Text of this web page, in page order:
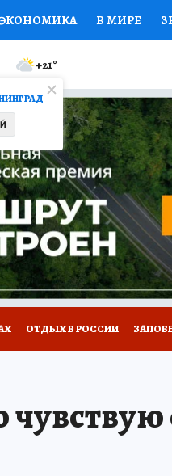
В МИРЕ
НАЦИОНАЛЬНЫЕ
Я ЗНАЮ СЕМЬЯ
СПЕЦПРОЕКТЫ
КОНКУРСЫ РАБОТА У
+21°
ОТДЫХ В РОССИИ